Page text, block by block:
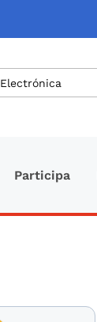
Participa